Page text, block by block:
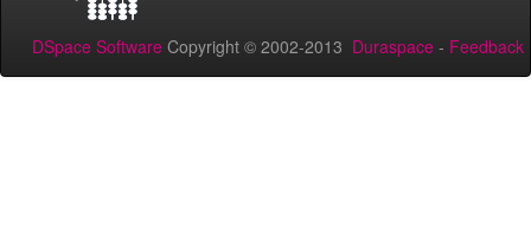
DSpace Software Copyright © 2002-2013 Duraspace - Feedback